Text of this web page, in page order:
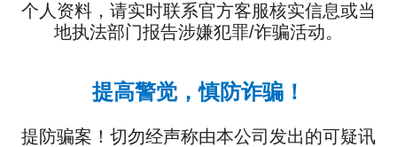
个人资料，请实时联系官方客服核实信息或当
地执法部门报告涉嫌犯罪/诈骗活动。
提高警觉，慎防诈骗！
提防骗案！切勿经声称由本公司发出的可疑讯